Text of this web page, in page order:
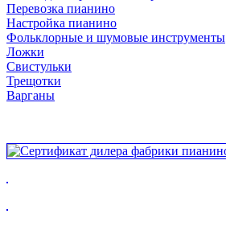
Перевозка пианино
Настройка пианино
Фольклорные и шумовые инструменты
Ложки
Свистульки
Трещотки
Варганы